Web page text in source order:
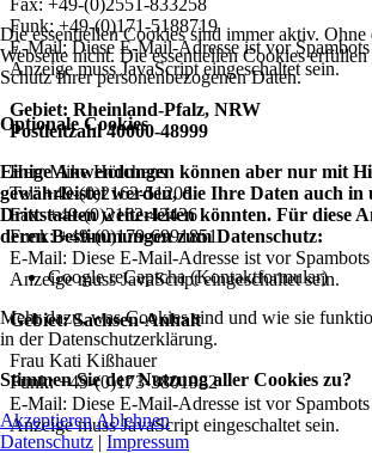
Fax: +49-(0)2551-833258
Funk: +49-(0)171-5188719
E-Mail:Diese E-Mail-Adresse ist vor
Anzeige muss JavaScript eingeschaltet sein.
Gebiet: Rheinland-Pfalz, NRW
Postleitzahl 40000-48999
Herr Mike Hörchens
Tel: +49-(0)2162-51208
Fax: +49-(0)2162-42436
Funk: +49-(0)179-6991851
E-Mail: Diese E-Mail-Adresse ist vor
Anzeige muss JavaScript eingeschaltet sein.
Gebiet: Sachsen-Anhalt
Frau Kati Kißhauer
Funk: +49-(0)173-3801982
E-Mail: Diese E-Mail-Adresse ist vor
Anzeige muss JavaScript eingeschaltet sein.
Die essentiellen Cookies sind immer aktiv.
Webseite nicht. Die essentiellen Cookies
Schutz Ihrer personenbezogenen Daten.
Optionale Cookies
Einige Anwendungen können aber nur mit
gewährleistet werden, die Ihre Daten auch in
Drittstaaten weiterleiten könnten. Für diese
deren Bestimmungen zum Datenschutz:
Google reCaptcha (Kontaktformular)
Mehr dazu, was Cookies sind und wie sie
in der Datenschutzerklärung.
Stimmen Sie der Nutzung aller Cookies zu?
Akzeptieren Ablehnen
Datenschutz | Impressum